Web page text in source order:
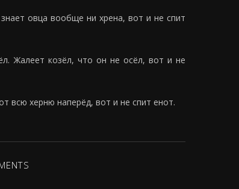
овца вообще ни хрена, вот и не спит
Жалеет козёл, что он не осёл, вот и не
всю херню наперёд, вот и не спит енот.